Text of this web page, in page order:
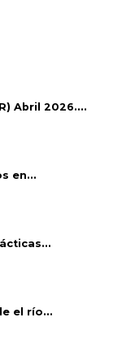
Abril 2026....
en...
el río...